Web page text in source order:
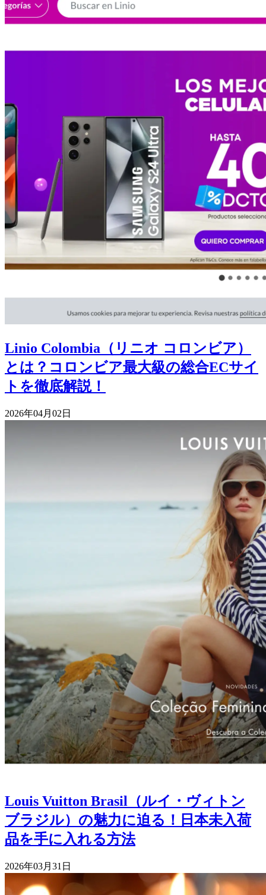
Linio Colombia（リニオ コロンビア）
とは？コロンビア最大級の総合ECサイ
トを徹底解説！
2026年04月02日
Louis Vuitton Brasil（ルイ・ヴィトン
ブラジル）の魅力に迫る！日本未入荷
品を手に入れる方法
2026年03月31日